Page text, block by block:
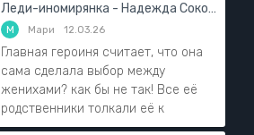
Леди-иномирянка - Надежда Соколова
М Мари 12.03.26
Главная героиня считает, что она
сама сделала выбор между
женихами? как бы не так! Все её
родственники толкали её к